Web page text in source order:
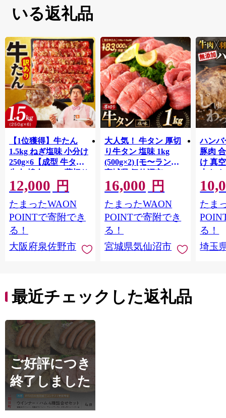
いる返礼品
【1位獲得】牛たん
1.5kg ねぎ塩味 小分け
250g×6【成型 牛タン
牛肉 焼肉 BBQ 薄切り
ぎゅうたん スライス
訳あり サイズ不揃
い】 G4721
12,000 円
たまったWAON
POINTで寄附でき
る！
大阪府泉佐野市
大人気！ 牛タン 厚切
り牛タン 塩味 1kg
(500g×2) [モ〜ランド
宮城県 気仙沼市
20564660] 肉 牛肉 精肉
牛たん 牛タン塩 牛た
ん塩 冷凍 焼肉 BBQ ア
ウトドア バーベキュ
ー 厚切り タン
16,000 円
たまったWAON
POINTで寄附でき
る！
宮城県気仙沼市
ハンバ
豚肉
け 真
大き
保存
淡路島
ポーク
き肉
ず 惣
まみ
んのお
たま
る！
埼玉
最近チェックした返礼品
ご好評につき
終了しました